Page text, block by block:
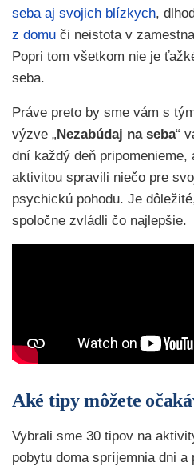
seba aj svojich blízkych,
z domu či neistota v
Popri tom všetkom nie je
seba.
Práve preto by sme vám s
výzve „Nezabúdaj na seba“
dní každý deň pripomenieme,
aktivitou spravili niečo pre
psychickú pohodu. Je
spoločne zvládli čo najlepšie.
Aké tipy môžete
Vybrali sme 30 tipov na
pobytu doma spríjemnia dni